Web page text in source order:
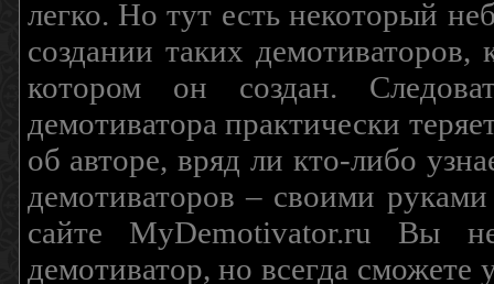
легко. Но тут есть некоторый
создании таких
котором он создан.
демотиватора практически
об авторе, вряд ли кто-либо
демотиваторов – своими
сайте MyDemotivator.ru Вы
демотиватор, но всегда сможете